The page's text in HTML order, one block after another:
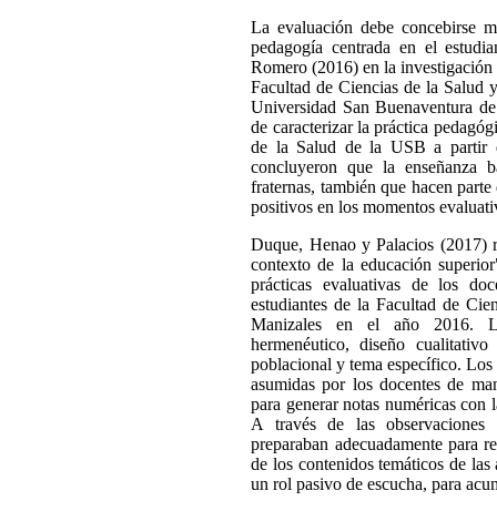
La evaluación debe concebirse
pedagogía centrada en el
Romero (2016) en la
Facultad de Ciencias de la Salud
Universidad San Buenaventura
de caracterizar la práctica
de la Salud de la USB a partir
concluyeron que la enseñanza
fraternas, también que hacen
positivos en los momentos
Duque, Henao y Palacios (2017)
contexto de la educación
prácticas evaluativas de los
estudiantes de la Facultad de
Manizales en el año 2016.
hermenéutico, diseño
poblacional y tema específico.
asumidas por los docentes de
para generar notas numéricas
A través de las observaciones
preparaban adecuadamente para
de los contenidos temáticos de las
un rol pasivo de escucha, para